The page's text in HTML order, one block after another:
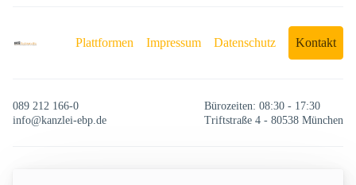
Plattformen Impressum Datenschutz Kontakt
089 212 166-0
info@kanzlei-ebp.de
Bürozeiten: 08:30 - 17:30
Triftstraße 4 - 80538 München